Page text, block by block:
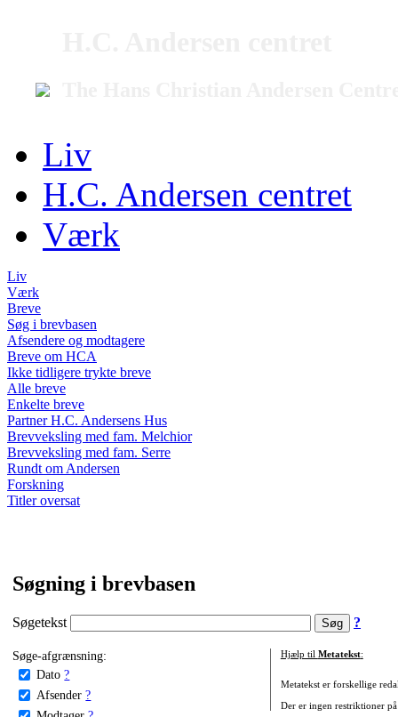
Liv
H.C. Andersen centret
Værk
Liv
Værk
Breve
Søg i brevbasen
Afsendere og modtagere
Breve om HCA
Ikke tidligere trykte breve
Alle breve
Enkelte breve
Partner H.C. Andersens Hus
Brevveksling med fam. Melchior
Brevveksling med fam. Serre
Rundt om Andersen
Forskning
Titler oversat
Søgning i brevbasen
Søgetekst ?
Søge-afgrænsning:
Dato ?
Afsender ?
Hjælp til Metatekst:
Metatekst er forskellige
Der er ingen restriktioner